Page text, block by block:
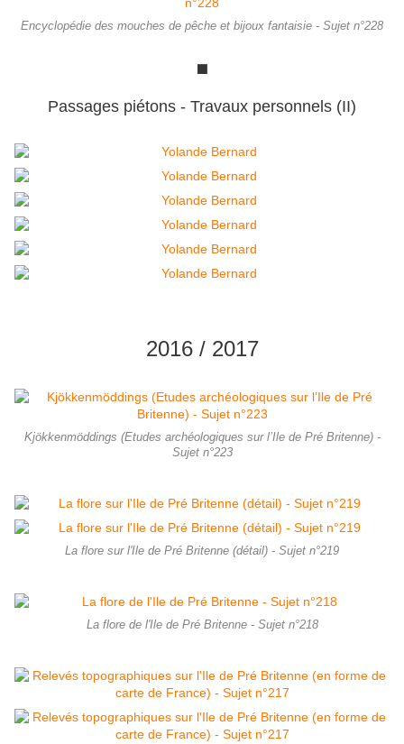
Encyclopédie des mouches de pêche et bijoux fantaisie - Sujet n°228
⬛
Passages piétons - Travaux personnels (II)
2016 / 2017
Kjökkenmöddings (Etudes archéologiques sur l’Ile de Pré Britenne) -
Sujet n°223
La flore sur l'Ile de Pré Britenne (détail) - Sujet n°219
La flore de l'Ile de Pré Britenne - Sujet n°218